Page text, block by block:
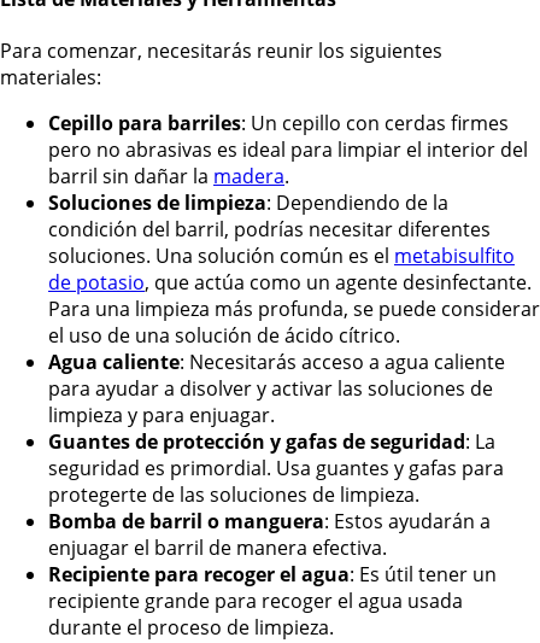
Para comenzar, necesitarás reunir los siguientes
materiales:
Cepillo para barriles: Un cepillo con cerdas firmes
pero no abrasivas es ideal para limpiar el interior del
barril sin dañar la madera.
Soluciones de limpieza: Dependiendo de la
condición del barril, podrías necesitar diferentes
soluciones. Una solución común es el metabisulfito
de potasio, que actúa como un agente desinfectante.
Para una limpieza más profunda, se puede considerar
el uso de una solución de ácido cítrico.
Agua caliente: Necesitarás acceso a agua caliente
para ayudar a disolver y activar las soluciones de
limpieza y para enjuagar.
Guantes de protección y gafas de seguridad: La
seguridad es primordial. Usa guantes y gafas para
protegerte de las soluciones de limpieza.
Bomba de barril o manguera: Estos ayudarán a
enjuagar el barril de manera efectiva.
Recipiente para recoger el agua: Es útil tener un
recipiente grande para recoger el agua usada
durante el proceso de limpieza.